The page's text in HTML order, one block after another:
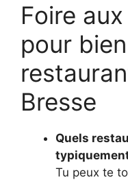
Foire
pour
Bresse
Quels
Tu peux te